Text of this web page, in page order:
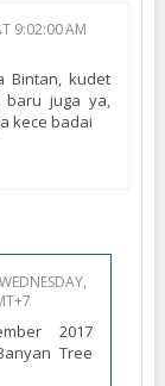
9:02:00 AM
Bintan, kudet
baru juga ya,
kece badai
WEDNESDAY,
2017
Tree